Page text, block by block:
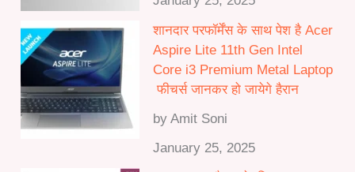
शानदार परफॉर्मेंस के साथ पेश है Acer
Aspire Lite 11th Gen Intel
Core i3 Premium Metal Laptop
फीचर्स जानकर हो जायेगे हैरान
by Amit Soni
January 25, 2025